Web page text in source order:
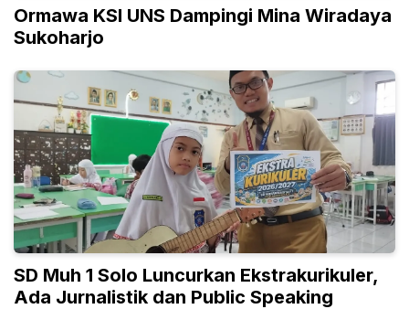
Ormawa KSI UNS Dampingi Mina Wiradaya
Sukoharjo
SD Muh 1 Solo Luncurkan Ekstrakurikuler,
Ada Jurnalistik dan Public Speaking